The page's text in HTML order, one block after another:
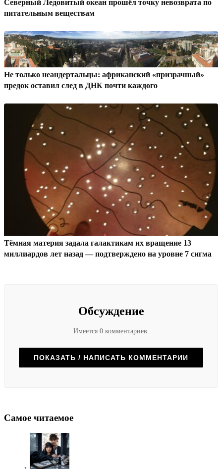
Северный Ледовитый океан прошёл точку невозврата по
питательным веществам
Не только неандертальцы: африканский «призрачный»
предок оставил след в ДНК почти каждого
Тёмная материя задала галактикам их вращение 13
миллиардов лет назад — подтверждено на уровне 7 сигма
Обсуждение
Имеется 0 комментариев.
ПОКАЗАТЬ / НАПИСАТЬ КОММЕНТАРИИ
Самое читаемое